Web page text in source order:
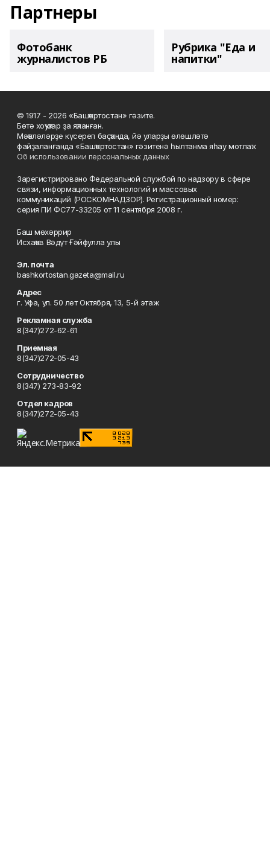
Партнеры
Фотобанк
журналистов РБ
Рубрика "Еда и
напитки"
© 1917 - 2026 «Башҡортостан» гәзите.
Бөтә хоҡуҡтар ҙа яҡланған.
Мәҡәләләрҙе күсереп баҫҡанда, йә уларҙы өлөшләтә
файҙаланғанда «Башҡортостан» гәзитенә һылтанма яһау мотлаҡ.
Об использовании персональных данных
Зарегистрировано Федеральной службой по надзору в сфере
связи, информационных технологий и массовых
коммуникаций (РОСКОМНАДЗОР). Регистрационный номер:
серия ПИ ФС77-33205 от 11 сентября 2008 г.
Баш мөхәррир
Исхаҡов Вәдүт Ғәйфулла улы
Эл. почта
bashkortostan.gazeta@mail.ru
Адрес
г. Уфа, ул. 50 лет Октября, 13, 5-й этаж
Рекламная служба
8(347)272-62-61
Приемная
8(347)272-05-43
Сотрудничество
8(347) 273-83-92
Отдел кадров
8(347)272-05-43